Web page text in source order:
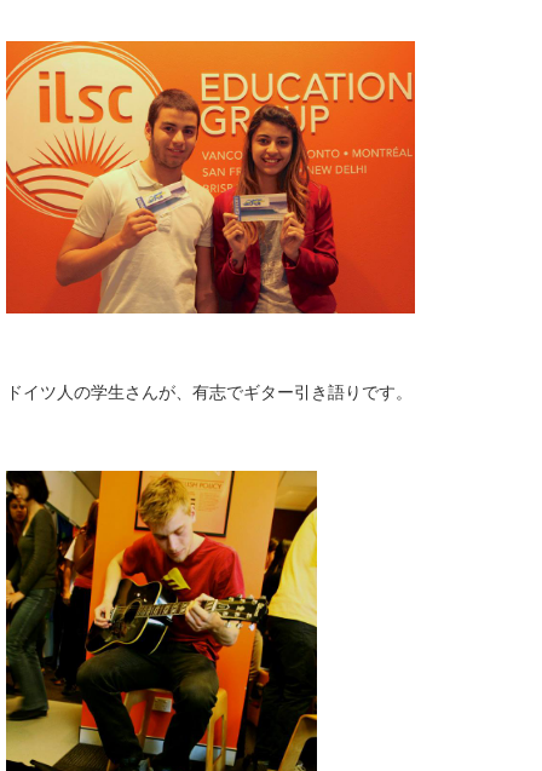
ドイツ人の学生さんが、有志でギター引き語りです。